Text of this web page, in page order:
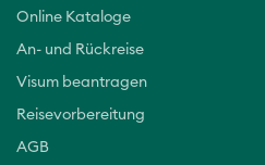
Online Kataloge
An- und Rückreise
Visum beantragen
Reisevorbereitung
AGB